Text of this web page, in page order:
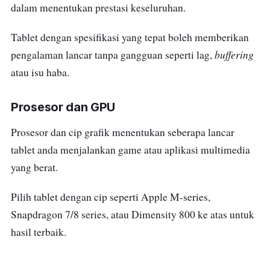
dalam menentukan prestasi keseluruhan.
Tablet dengan spesifikasi yang tepat boleh memberikan
pengalaman lancar tanpa gangguan seperti lag,buffering
atau isu haba.
Prosesor dan GPU
Prosesor dan cip grafik menentukan seberapa lancar
tablet anda menjalankan game atau aplikasi multimedia
yang berat.
Pilih tablet dengan cip seperti Apple M-series,
Snapdragon 7/8 series, atau Dimensity 800 ke atas untuk
hasil terbaik.